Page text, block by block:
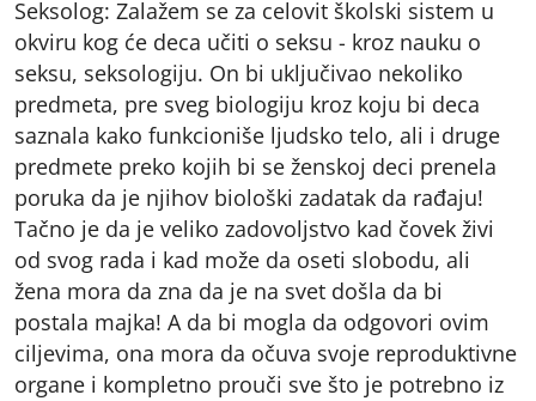
Seksolog: Zalažem se za celovit školski sistem u
okviru kog će deca učiti o seksu - kroz nauku o
seksu, seksologiju. On bi uključivao nekoliko
predmeta, pre sveg biologiju kroz koju bi deca
saznala kako funkcioniše ljudsko telo, ali i druge
predmete preko kojih bi se ženskoj deci prenela
poruka da je njihov biološki zadatak da rađaju!
Tačno je da je veliko zadovoljstvo kad čovek živi
od svog rada i kad može da oseti slobodu, ali
žena mora da zna da je na svet došla da bi
postala majka! A da bi mogla da odgovori ovim
ciljevima, ona mora da očuva svoje reproduktivne
organe i kompletno prouči sve što je potrebno iz